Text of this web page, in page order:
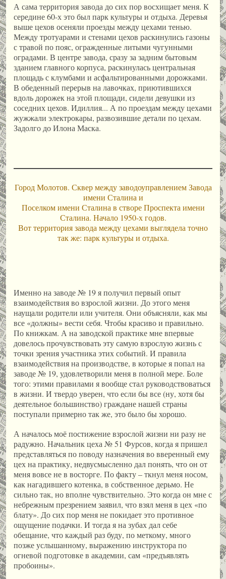
А сама территория завода до сих пор восхищает меня. К
середине 60-х это был парк культуры и отдыха. Деревья
выше цехов осеняли проезды между цехами тенью.
Между тротуарами и стенами цехов раскинулись газоны
с травой по пояс, огражденные литыми чугунными
оградами. В центре завода, сразу за задним бытовым
зданием главного корпуса, раскинулась центральная
площадь с клумбами и асфальтированными дорожками.
В обеденный перерыв на лавочках, приютившихся
вдоль дорожек на этой площади, сидели девушки из
соседних цехов. Идиллия... А по проездам между цехами
жужжали электрокары, развозившие детали по цехам.
Задолго до Илона Маска.
Город Молотов. Сквер между заводоуправлением Завода
имени Сталина и
Поселком имени Сталина в створе Проспекта имени
Сталина. Начало 1950-х годов.
Вот территория завода между цехами выглядела точно
так же: парк культуры и отдыха.
Именно на заводе № 19 я получил первый опыт
взаимодействия во взрослой жизни. До этого меня
наущали родители или учителя. Они объясняли, как мы
все «должны» вести себя. Чтобы красиво и правильно.
По книжкам. А на заводской практике мне впервые
довелось прочувствовать эту самую взрослую жизнь с
точки зрения участника этих событий. И правила
взаимодействия на производстве, в которые я попал на
заводе № 19, удовлетворили меня в полной мере. Боле
того: этими правилами я вообще стал руководствоваться
в жизни. И твердо уверен, что если бы все (ну, хотя бы
деятельное большинство) граждане нашей страны
поступали примерно так же, это было бы хорошо.
А началось моё постижение взрослой жизни ни разу не
радужно. Начальник цеха № 51 Фурсов, когда я пришел
представляться по поводу назначения во вверенный ему
цех на практику, недвусмысленно дал понять, что он от
меня вовсе не в восторге. По факту – ткнул меня носом,
как нагадившего котенка, в собственное дерьмо. Не
сильно так, но вполне чувствительно. Это когда он мне с
небрежным презрением заявил, что взял меня в цех «по
блату». До сих пор меня не покидает это противное
ощущение подачки. И тогда я на зубах дал себе
обещание, что каждый раз буду, по меткому, много
позже услышанному, выражению инструктора по
огневой подготовке в академии, сам «предъявлять
пробоины».